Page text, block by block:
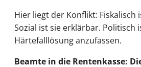
Hier liegt der Konflikt: Fiskalisch
Sozial ist sie erklärbar. Politisch
Härtefalllösung anzufassen.
Beamte in die Rentenkasse: